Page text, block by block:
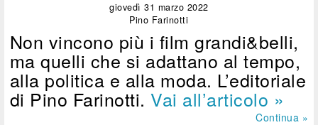
giovedì 31 marzo 2022
Pino Farinotti
Non vincono più i film grandi&belli,
ma quelli che si adattano al tempo,
alla politica e alla moda. L’editoriale
di Pino Farinotti.Vai all’articolo »
Continua »